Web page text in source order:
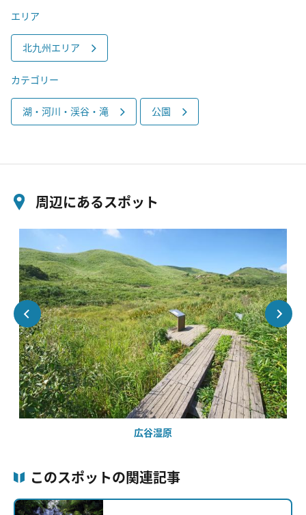
エリア
北九州エリア
カテゴリー
湖・河川・渓谷・滝 公園
周辺にあるスポット
広谷湿原
このスポットの関連記事